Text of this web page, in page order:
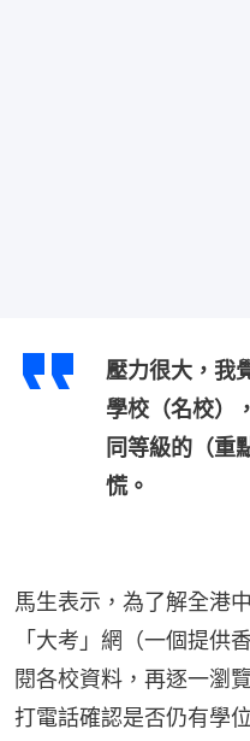
壓力很大，我
學校（名校）
同等級的（重
慌。
馬生表示，為了解全港
「大考」網（一個提供
閱各校資料，再逐一瀏
打電話確認是否仍有學